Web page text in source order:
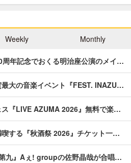
Weekly Monthly
周年記念でおくる明治座公演のメイ…
大の音楽イベント『FEST. INAZU…
『LIVE AZUMA 2026』無料で楽…
する『秋酒祭 2026』チケット一…
第九』Aぇ! groupの佐野晶哉が合唱…